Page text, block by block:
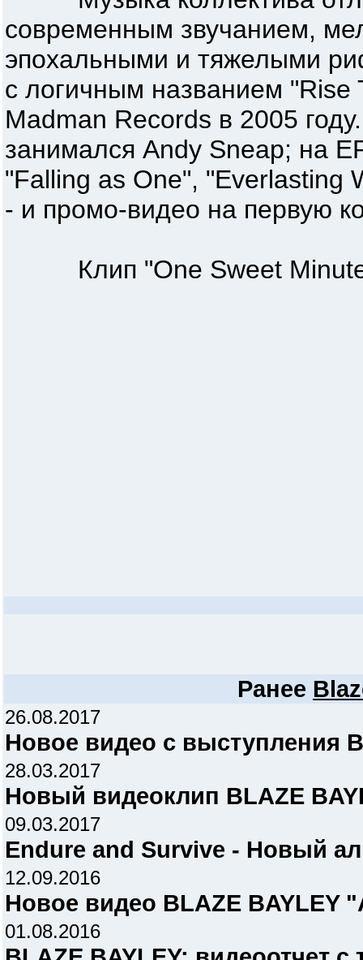
современным звучанием,
эпохальными и тяжелыми
с логичным названием
Madman Records в 2005
занимался Andy Sneap; на
"Falling as One", "Everlasting
- и промо-видео на первую
Клип "One Sweet
Ранее
26.08.2017
Новое видео с выступления
28.03.2017
Новый видеоклип BLAZE
09.03.2017
Endure and Survive - Новый
12.09.2016
Новое видео BLAZE BAYLEY
01.08.2016